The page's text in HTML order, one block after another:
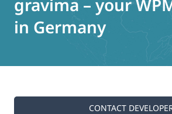
in Germany
CONTACT